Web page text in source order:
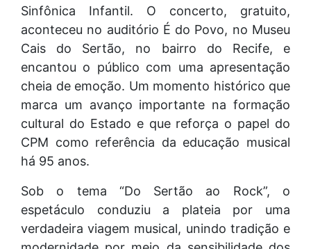
Sinfônica Infantil. O concerto, gratuito,
aconteceu no auditório É do Povo, no Museu
Cais do Sertão, no bairro do Recife, e
encantou o público com uma apresentação
cheia de emoção. Um momento histórico que
marca um avanço importante na formação
cultural do Estado e que reforça o papel do
CPM como referência da educação musical
há 95 anos.
Sob o tema “Do Sertão ao Rock”, o
espetáculo conduziu a plateia por uma
verdadeira viagem musical, unindo tradição e